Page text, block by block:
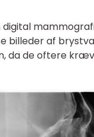
billeder af
da de oftere